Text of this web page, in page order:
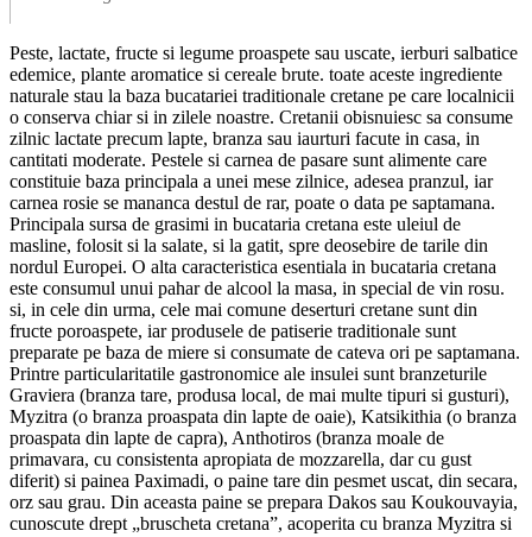
Peste, lactate, fructe si legume proaspete sau uscate, ierburi salbatice
edemice, plante aromatice si cereale brute. toate aceste ingrediente
naturale stau la baza bucatariei traditionale cretane pe care localnicii
o conserva chiar si in zilele noastre. Cretanii obisnuiesc sa consume
zilnic lactate precum lapte, branza sau iaurturi facute in casa, in
cantitati moderate. Pestele si carnea de pasare sunt alimente care
constituie baza principala a unei mese zilnice, adesea pranzul, iar
carnea rosie se mananca destul de rar, poate o data pe saptamana.
Principala sursa de grasimi in bucataria cretana este uleiul de
masline, folosit si la salate, si la gatit, spre deosebire de tarile din
nordul Europei. O alta caracteristica esentiala in bucataria cretana
este consumul unui pahar de alcool la masa, in special de vin rosu.
si, in cele din urma, cele mai comune deserturi cretane sunt din
fructe poroaspete, iar produsele de patiserie traditionale sunt
preparate pe baza de miere si consumate de cateva ori pe saptamana.
Printre particularitatile gastronomice ale insulei sunt branzeturile
Graviera (branza tare, produsa local, de mai multe tipuri si gusturi),
Myzitra (o branza proaspata din lapte de oaie), Katsikithia (o branza
proaspata din lapte de capra), Anthotiros (branza moale de
primavara, cu consistenta apropiata de mozzarella, dar cu gust
diferit) si painea Paximadi, o paine tare din pesmet uscat, din secara,
orz sau grau. Din aceasta paine se prepara Dakos sau Koukouvayia,
cunoscute drept „bruscheta cretana”, acoperita cu branza Myzitra si